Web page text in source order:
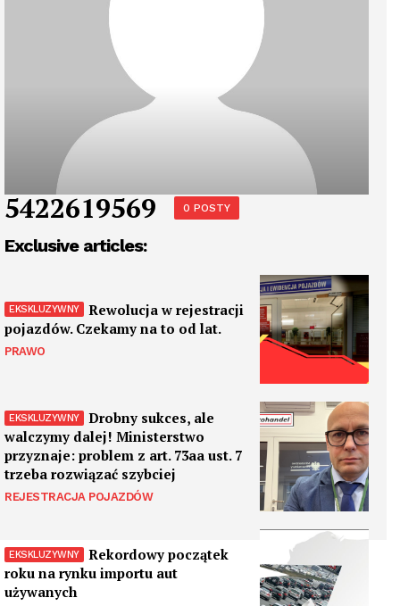
5422619569 0 POSTY
Exclusive articles:
Rewolucja w rejestracji
pojazdów. Czekamy na to od lat.
PRAWO
Drobny sukces, ale
walczymy dalej! Ministerstwo
przyznaje: problem z art. 73aa ust. 7
trzeba rozwiązać szybciej
REJESTRACJA POJAZDÓW
Rekordowy początek
roku na rynku importu aut
używanych